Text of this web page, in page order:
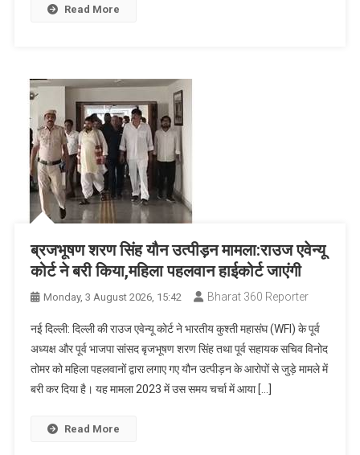
Read More
ब्रजभूषण शरण सिंह यौन उत्पीड़न मामला:राउज एवेन्यू
कोर्ट ने बरी किया,महिला पहलवान हाईकोर्ट जाएंगी
Monday, 3 August 2026, 15:42 Bharat 360 Reporter
नई दिल्ली: दिल्ली की राउज एवेन्यू कोर्ट ने भारतीय कुश्ती महासंघ (WFI) के पूर्व
अध्यक्ष और पूर्व भाजपा सांसद बृजभूषण शरण सिंह तथा पूर्व सहायक सचिव विनोद
तोमर को महिला पहलवानों द्वारा लगाए गए यौन उत्पीड़न के आरोपों से जुड़े मामले में
बरी कर दिया है। यह मामला 2023 में उस समय चर्चा में आया […]
Read More